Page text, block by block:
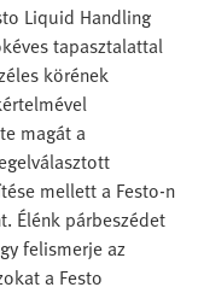
Liquid Handling
tapasztalattal
körének
magát a
mellett a Festo-n
Élénk párbeszédet
felismerje az
a Festo